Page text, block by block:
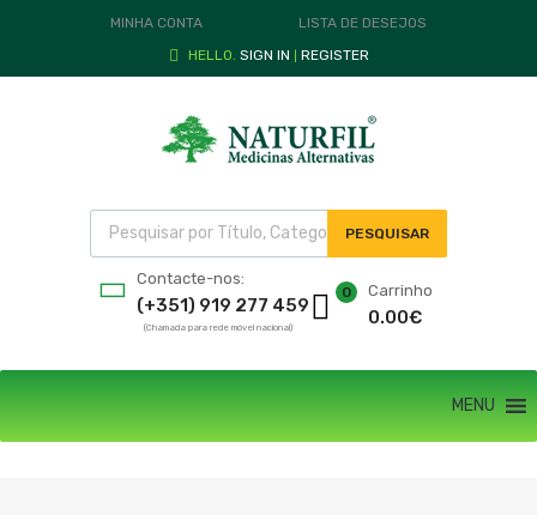
MINHA CONTA
LISTA DE DESEJOS
HELLO. SIGN IN REGISTER
PESQUISAR
Contacte-nos:
(+351) 919 277 459
(Chamada para rede móvel nacional)
Carrinho
0.00€
0
MENU